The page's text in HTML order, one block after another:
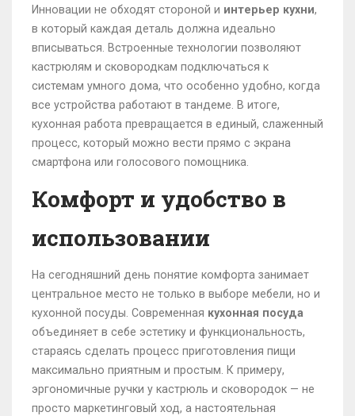
Инновации не обходят стороной и интерьер кухни,
в который каждая деталь должна идеально
вписываться. Встроенные технологии позволяют
кастрюлям и сковородкам подключаться к
системам умного дома, что особенно удобно, когда
все устройства работают в тандеме. В итоге,
кухонная работа превращается в единый, слаженный
процесс, который можно вести прямо с экрана
смартфона или голосового помощника.
Комфорт и удобство в
использовании
На сегодняшний день понятие комфорта занимает
центральное место не только в выборе мебели, но и
кухонной посуды. Современная кухонная посуда
объединяет в себе эстетику и функциональность,
стараясь сделать процесс приготовления пищи
максимально приятным и простым. К примеру,
эргономичные ручки у кастрюль и сковородок — не
просто маркетинговый ход, а настоятельная